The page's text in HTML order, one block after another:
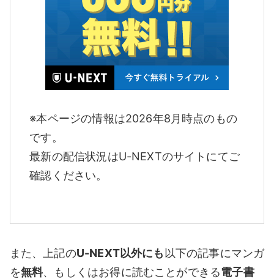
※本ページの情報は2026年8月時点のもの
です。
最新の配信状況はU-NEXTのサイトにてご
確認ください。
また、上記のU-NEXT以外にも以下の記事にマンガ
を無料、もしくはお得に読むことができる電子書